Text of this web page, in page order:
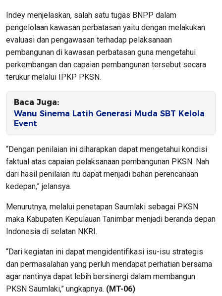
Indey menjelaskan, salah satu tugas BNPP dalam
pengelolaan kawasan perbatasan yaitu dengan melakukan
evaluasi dan pengawasan terhadap pelaksanaan
pembangunan di kawasan perbatasan guna mengetahui
perkembangan dan capaian pembangunan tersebut secara
terukur melalui IPKP PKSN.
Baca Juga:
Wanu Sinema Latih Generasi Muda SBT Kelola
Event
“Dengan penilaian ini diharapkan dapat mengetahui kondisi
faktual atas capaian pelaksanaan pembangunan PKSN. Nah
dari hasil penilaian itu dapat menjadi bahan perencanaan
kedepan,” jelansya.
Menurutnya, melalui penetapan Saumlaki sebagai PKSN
maka Kabupaten Kepulauan Tanimbar menjadi beranda depan
Indonesia di selatan NKRI.
“Dari kegiatan ini dapat mengidentifikasi isu-isu strategis
dan permasalahan yang perluh mendapat perhatian bersama
agar nantinya dapat lebih bersinergi dalam membangun
PKSN Saumlaki,” ungkapnya. (MT-06)